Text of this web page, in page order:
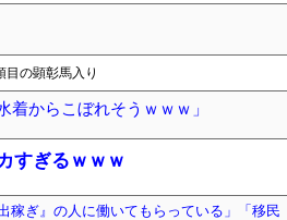
目の顕彰馬入り
着からこぼれそうｗｗｗ」
すぎるｗｗｗ
稼ぎ』の人に働いてもらっている」「移民